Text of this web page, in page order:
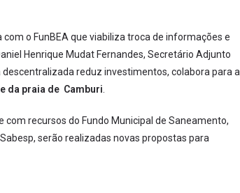
o FunBEA que viabiliza troca de informações e
Henrique Mudat Fernandes, Secretário Adjunto
reduz investimentos, colabora para a
da praia de Camburi
recursos do Fundo Municipal de Saneamento,
serão realizadas novas propostas para